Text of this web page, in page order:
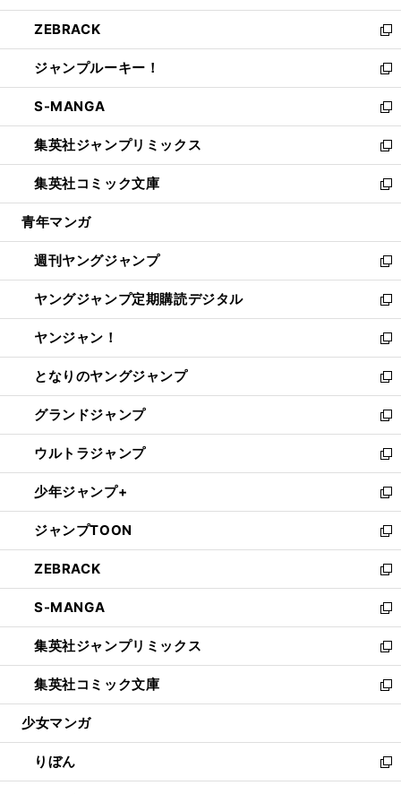
開
く
ウ
で
開
く
ン
ド
ウ
で
開
く
ウ
ィ
ン
ド
ウ
で
開
く
し
い
ウ
ィ
ン
ド
ウ
で
開
く
ZEBRACK
新
し
い
ウ
ィ
ン
ド
ウ
で
開
ジャンプルーキー！
新
し
い
ウ
ィ
ン
ド
ウ
開
く
S-MANGA
新
し
い
ウ
ィ
ン
ウ
で
開
く
集英社ジャンプリミックス
新
し
い
ウ
ン
ド
ウ
で
開
く
集英社コミック文庫
新
し
ウ
ィ
ン
ド
ウ
で
開
く
青年マンガ
週刊ヤングジャンプ
新
し
い
ウ
ィ
ン
ド
ウ
で
開
く
ヤングジャンプ定期購読デジタル
新
し
い
ウ
ィ
ン
ド
ウ
で
開
く
ヤンジャン！
新
し
い
ウ
ィ
ン
ド
ウ
で
開
く
となりのヤングジャンプ
新
し
い
ウ
ィ
ン
ド
ウ
で
開
く
グランドジャンプ
新
し
い
ウ
ィ
ン
ド
ウ
で
開
く
ウルトラジャンプ
新
し
い
ウ
ィ
ン
ド
ウ
で
開
く
少年ジャンプ+
新
し
い
ウ
ィ
ン
ド
ウ
で
開
く
ジャンプTOON
新
し
い
ウ
ィ
ン
ド
ウ
で
開
ZEBRACK
新
し
い
ウ
ィ
ン
ド
ウ
開
く
S-MANGA
新
し
い
ウ
ィ
ン
ウ
で
開
集英社ジャンプリミックス
新
し
い
ウ
ン
ド
ウ
集英社コミック文庫
新
し
ウ
ィ
ン
少女マンガ
りぼん
新
し